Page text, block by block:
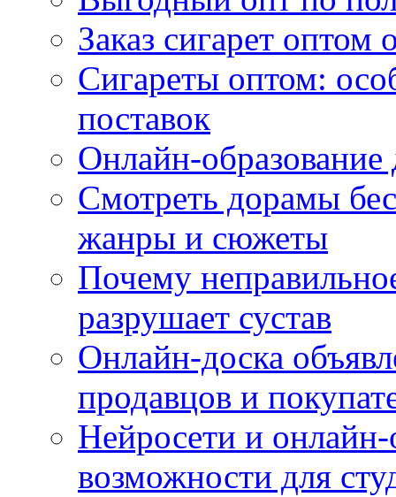
Заказ сигарет оптом
Сигареты оптом:
поставок
Онлайн-
Смотреть дорамы
жанры и сюжеты
Почему
разрушает сустав
Онлайн-доска
продавцов и
Нейросети и
возможности для